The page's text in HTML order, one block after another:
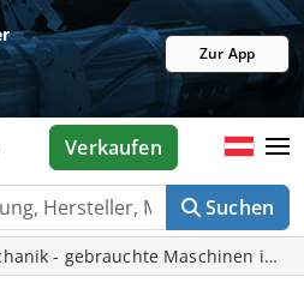
Zur App
Suchen
Verkaufen
- gebrauchte Maschinen in